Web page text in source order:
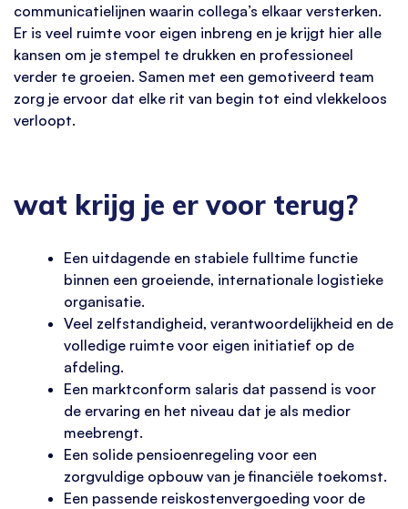
communicatielijnen waarin collega’s elkaar versterken.
Er is veel ruimte voor eigen inbreng en je krijgt hier alle
kansen om je stempel te drukken en professioneel
verder te groeien. Samen met een gemotiveerd team
zorg je ervoor dat elke rit van begin tot eind vlekkeloos
verloopt.
wat krijg je er voor terug?
Een uitdagende en stabiele fulltime functie
binnen een groeiende, internationale logistieke
organisatie.
Veel zelfstandigheid, verantwoordelijkheid en de
volledige ruimte voor eigen initiatief op de
afdeling.
Een marktconform salaris dat passend is voor
de ervaring en het niveau dat je als medior
meebrengt.
Een solide pensioenregeling voor een
zorgvuldige opbouw van je financiële toekomst.
Een passende reiskostenvergoeding voor de